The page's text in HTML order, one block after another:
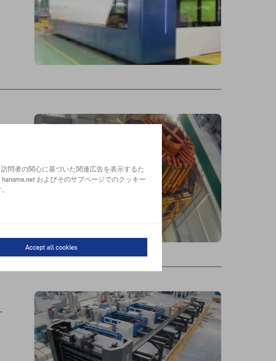
問者の関心に基づいた関連広告を表示するた
およびそのサブページでのクッキー
Accept all cookies